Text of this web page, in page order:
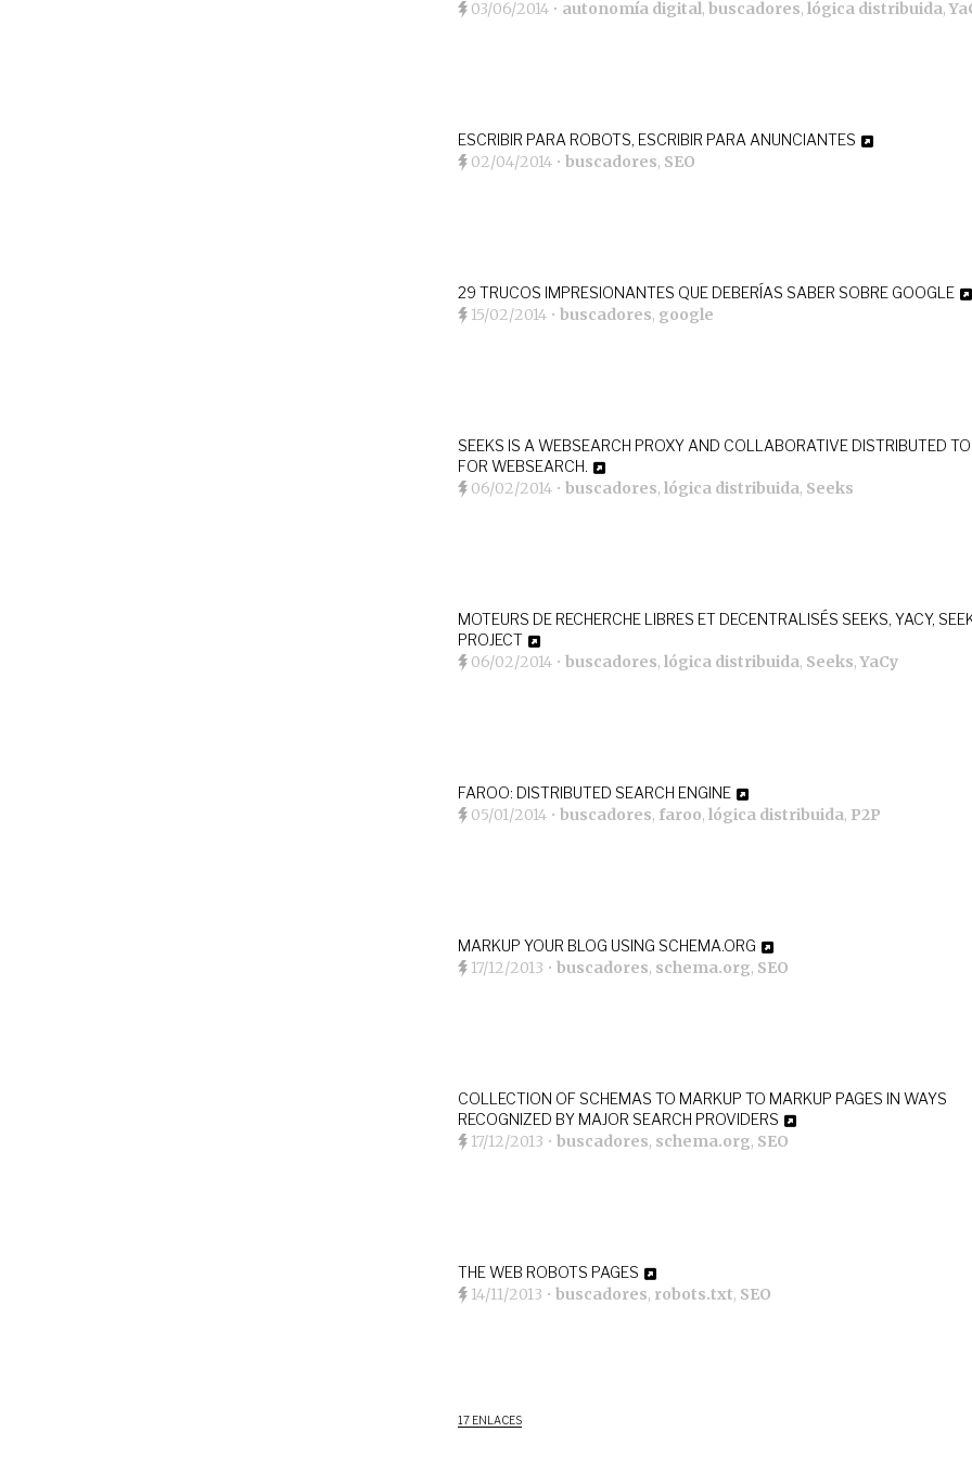
03/06/2014 • autonomía digital, buscadores, lógica distribuida,
ESCRIBIR PARA ROBOTS, ESCRIBIR PARA ANUNCIANTES
02/04/2014 • buscadores, SEO
29 TRUCOS IMPRESIONANTES QUE DEBERÍAS SABER SOBRE GOOGLE
15/02/2014 • buscadores, google
SEEKS IS A WEBSEARCH PROXY AND COLLABORATIVE DISTRIBUTED
FOR WEBSEARCH.
06/02/2014 • buscadores, lógica distribuida, Seeks
MOTEURS DE RECHERCHE LIBRES ET DECENTRALISÉS SEEKS, YACY,
PROJECT
06/02/2014 • buscadores, lógica distribuida, Seeks,YaCy
FAROO: DISTRIBUTED SEARCH ENGINE
05/01/2014 • buscadores, faroo, lógica distribuida, P2P
MARKUP YOUR BLOG USING SCHEMA.ORG
17/12/2013 • buscadores, schema.org, SEO
COLLECTION OF SCHEMAS TO MARKUP TO MARKUP PAGES IN WAYS
RECOGNIZED BY MAJOR SEARCH PROVIDERS
17/12/2013 • buscadores, schema.org, SEO
THE WEB ROBOTS PAGES
14/11/2013 • buscadores, robots.txt, SEO
17 ENLACES